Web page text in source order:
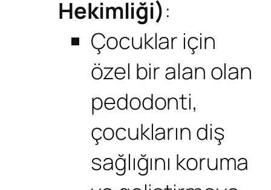
Hekimliği):
Çocuklar için
özel bir alan olan
pedodonti,
çocukların diş
sağlığını koruma